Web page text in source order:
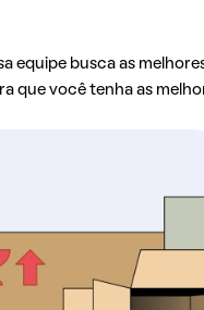
equipe busca as
que você tenha as